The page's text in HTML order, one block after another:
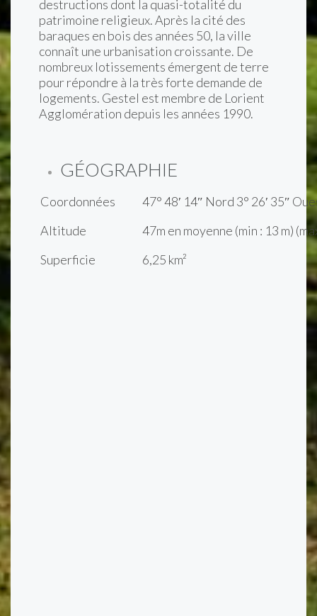
destructions dont la quasi-totalité du
patrimoine religieux. Après la cité des
baraques en bois des années 50, la ville
connaît une urbanisation croissante. De
nombreux lotissements émergent de terre
pour répondre à la très forte demande de
logements. Gestel est membre de Lorient
Agglomération depuis les années 1990.
GÉOGRAPHIE
Coordonnées
47° 48′ 14″ Nord 3° 26′ 35″
Altitude
47m en moyenne (min : 13 m)
Superficie
6,25 km²